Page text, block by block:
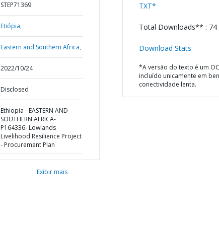
STEP71369
Etiópia,
Eastern and Southern Africa,
2022/10/24
Disclosed
Ethiopia - EASTERN AND
SOUTHERN AFRICA-
P164336- Lowlands
Livelihood Resilience Project
- Procurement Plan
Exibir mais
TXT*
Total Downloads** : 74
Download Stats
*A versão do texto é um
incluído unicamente em
conectividade lenta.